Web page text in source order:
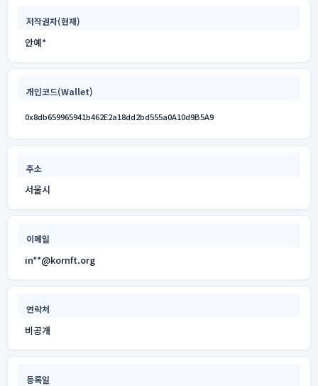
저작권자(현재)
안예*
개인코드(Wallet)
0x8db659965941b462E2a18dd2bd555a0A10d9B5A9
주소
서울시
이메일
in**@kornft.org
연락처
비공개
등록일